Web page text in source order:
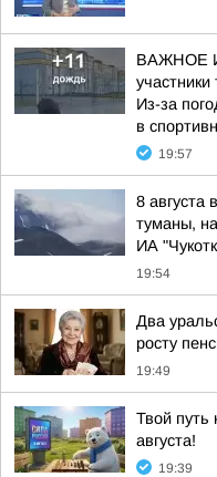
ВАЖНОЕ
Из-за
в
19:57
8 августа
туманы,
ИА
19:54
Два
росту
19:49
Твой путь
августа!
19:39